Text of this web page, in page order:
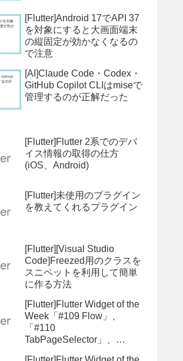
[Flutter]Android 17でAPI 37
を対象にすると大画面端末
の縦固定が効かなくなるの
で注意
[AI]Claude Code・Codex・
GitHub Copilot CLIはmiseで
管理するのが正解だった
[Flutter]Flutter 2系でのデバ
イス情報の取得の仕方
(iOS、Android)
[Flutter]未使用のプラグイン
を教えてくれるプラグイン
[Flutter][Visual Studio
Code]Freezed用のクラスを
スニペットを利用して簡単
に作る方法
[Flutter]Flutter Widget of the
Week「#109 Flow」、
「#110
TabPageSelector」、